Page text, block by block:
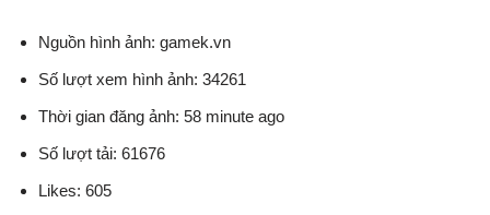
Nguồn hình ảnh: gamek.vn
Số lượt xem hình ảnh: 34261
Thời gian đăng ảnh: 58 minute ago
Số lượt tải: 61676
Likes: 605